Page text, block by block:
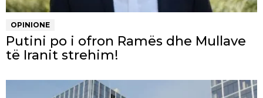
OPINIONE
Putini po i ofron Ramës dhe Mullave
të Iranit strehim!